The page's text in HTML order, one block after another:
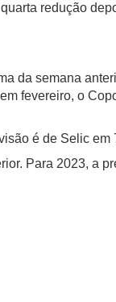
redução
da semana
fevereiro, o
é de Selic em
Para 2023, a